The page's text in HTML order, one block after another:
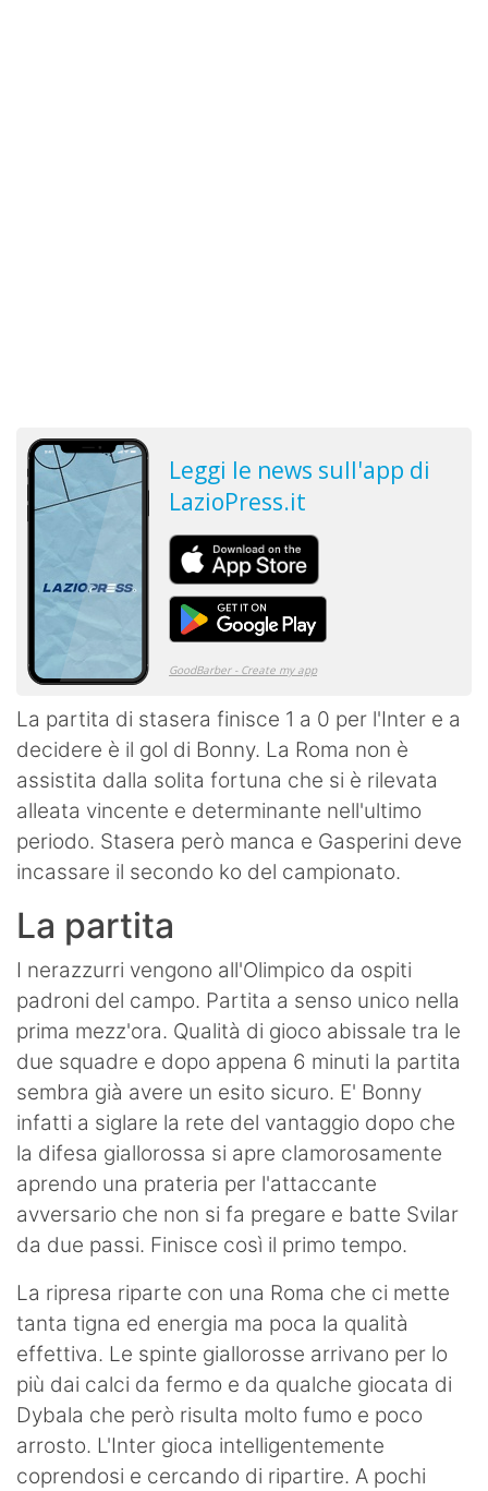
La partita di stasera finisce 1 a 0 per l'Inter e a
decidere è il gol di Bonny. La Roma non è
assistita dalla solita fortuna che si è rilevata
alleata vincente e determinante nell'ultimo
periodo. Stasera però manca e Gasperini deve
incassare il secondo ko del campionato.
La partita
I nerazzurri vengono all'Olimpico da ospiti
padroni del campo. Partita a senso unico nella
prima mezz'ora. Qualità di gioco abissale tra le
due squadre e dopo appena 6 minuti la partita
sembra già avere un esito sicuro. E' Bonny
infatti a siglare la rete del vantaggio dopo che
la difesa giallorossa si apre clamorosamente
aprendo una prateria per l'attaccante
avversario che non si fa pregare e batte Svilar
da due passi. Finisce così il primo tempo.
La ripresa riparte con una Roma che ci mette
tanta tigna ed energia ma poca la qualità
effettiva. Le spinte giallorosse arrivano per lo
più dai calci da fermo e da qualche giocata di
Dybala che però risulta molto fumo e poco
arrosto. L'Inter gioca intelligentemente
coprendosi e cercando di ripartire. A pochi